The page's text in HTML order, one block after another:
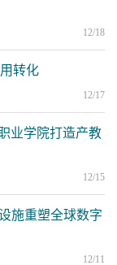
12/18
转化
12/17
业学院打造产教
12/15
施重塑全球数字
12/11